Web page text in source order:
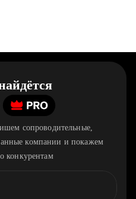
сопроводительные,
компании и покажем
конкурентам